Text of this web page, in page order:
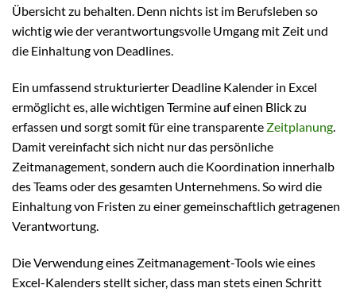
Übersicht zu behalten. Denn nichts ist im Berufsleben so
wichtig wie der verantwortungsvolle Umgang mit Zeit und
die Einhaltung von Deadlines.
Ein umfassend strukturierter Deadline Kalender in Excel
ermöglicht es, alle wichtigen Termine auf einen Blick zu
erfassen und sorgt somit für eine transparente Zeitplanung.
Damit vereinfacht sich nicht nur das persönliche
Zeitmanagement, sondern auch die Koordination innerhalb
des Teams oder des gesamten Unternehmens. So wird die
Einhaltung von Fristen zu einer gemeinschaftlich getragenen
Verantwortung.
Die Verwendung eines Zeitmanagement-Tools wie eines
Excel-Kalenders stellt sicher, dass man stets einen Schritt